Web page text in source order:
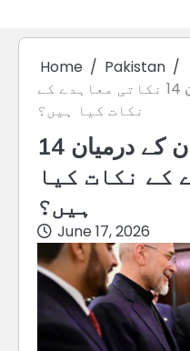
Home
Pakistan
امریکہ اور ایران کے درمیان 14 نکاتی معاہدے کے
نکات کیا ہیں؟
امریکہ اور ایران کے درمیان 14
کے نکات کیا
ہیں؟
June 17, 2026